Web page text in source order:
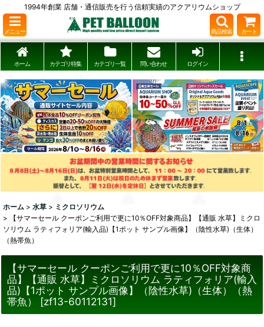
1994年創業 店舗・通信販売を行う信頼実績のアクアリウムショップ
メニュー 商品検索 カート
ホーム カテゴリ特集 カテゴリ一覧 問い合わせ ログイン
ホーム > 水草 > ミクロソリウム
>
【サマーセール クーポンご利用で更に10％OFF対象商品】【通販 水草】ミクロ
ソリウム ラティフォリア(輸入品)【1ポット サンプル画像】（陰性水草)（生体）
（熱帯魚）
【サマーセール クーポンご利用で更に10％OFF対象商
品】【通販 水草】ミクロソリウム ラティフォリア(輸入
品)【1ポット サンプル画像】（陰性水草)（生体）（熱
帯魚）
[zf13-60112131]